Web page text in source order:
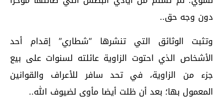
دون وجه حق..
وتثبت الوثائق التي تنشرها “شطاري” إقدام أحد
الأشخاص الذي احتوت الزاوية عائلته لسنوات على بيع
جزء من الزاوية، في تحد سافر للأعراف والقوانين
المعمول بها؛ بعد أن ظلت أيضا مأوى لضيوف الله..